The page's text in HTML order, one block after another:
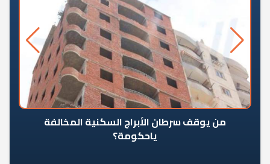
من يوقف سرطان الأبراج السكنية المخالفة
ياحكومة؟